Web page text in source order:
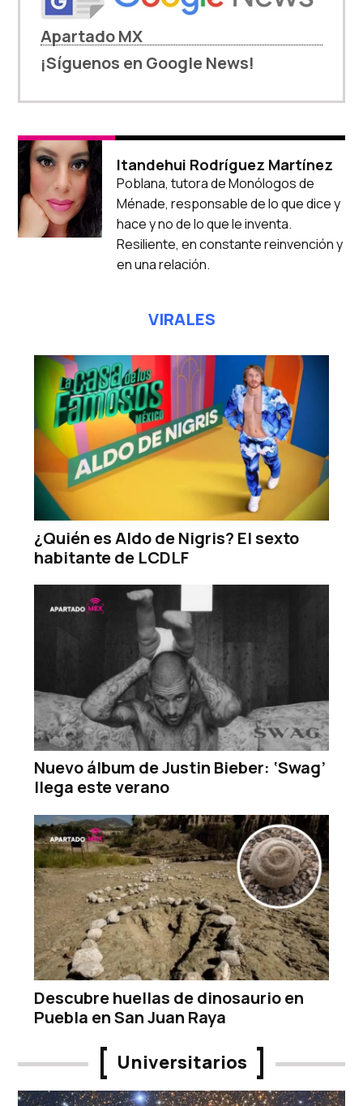
Apartado MX
¡Síguenos en Google News!
Itandehui Rodríguez Martínez
Poblana, tutora de Monólogos de
Ménade, responsable de lo que dice y
hace y no de lo que le inventa.
Resiliente, en constante reinvención y
en una relación.
VIRALES
¿Quién es Aldo de Nigris? El sexto
habitante de LCDLF
Nuevo álbum de Justin Bieber: ‘Swag’
llega este verano
Descubre huellas de dinosaurio en
Puebla en San Juan Raya
Universitarios